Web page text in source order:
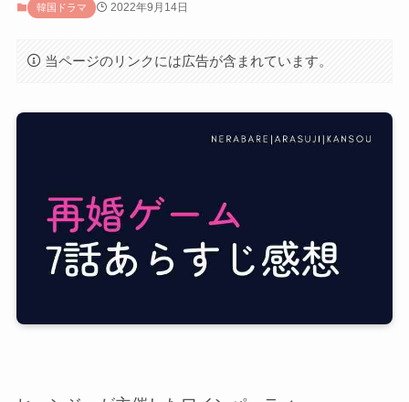
韓国ドラマ 2022年9月14日
当ページのリンクには広告が含まれています。